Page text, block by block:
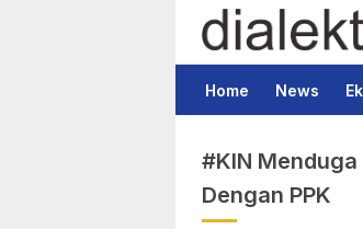
Dialektika News
Terkini dan Populer
Home News
#KIN
Dengan PPK